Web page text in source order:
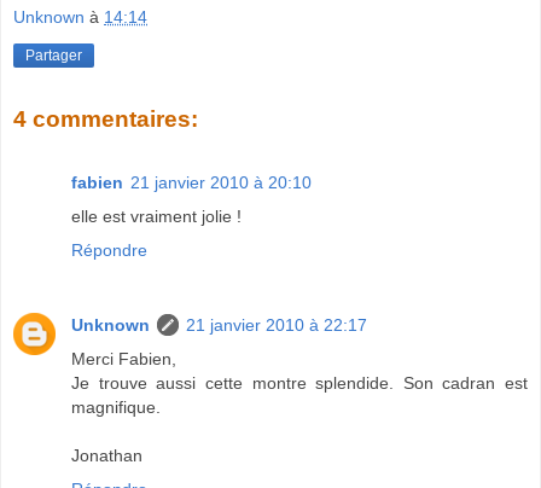
Unknown à 14:14
Partager
4 commentaires:
fabien 21 janvier 2010 à 20:10
elle est vraiment jolie !
Répondre
Unknown
21 janvier 2010 à 22:17
Merci Fabien,
Je trouve aussi cette montre splendide. Son cadran est
magnifique.
Jonathan